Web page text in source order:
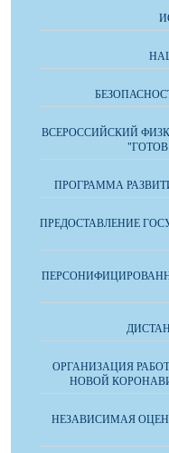
ВСЕРОССИЙСКИЙ
ПРОГРАММА
ПРЕДОСТАВЛЕНИЕ
ОРГАНИЗАЦИЯ
НОВОЙ
НЕЗАВИСИМАЯ